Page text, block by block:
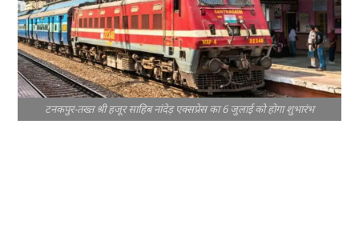
टनकपुर-तख्त श्री हजूर साहिब नांदेड़ एक्सप्रेस का 6 जुलाई को होगा शुभारंभ